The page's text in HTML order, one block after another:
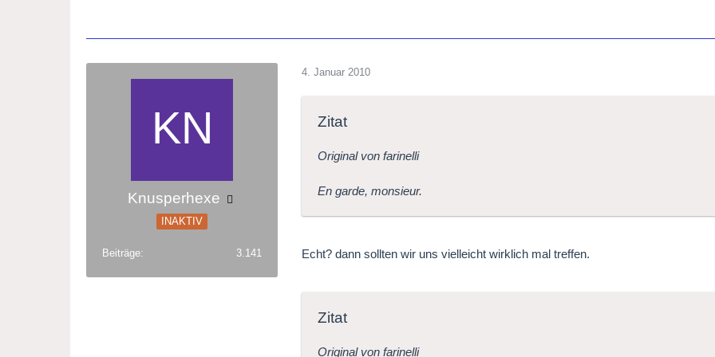
Knusperhexe
INAKTIV
Beiträge 3.141
4. Januar 2010
Zitat
Original von farinelli
En garde, monsieur.
Echt? dann sollten wir uns vielleicht wirklich mal treffen.
Zitat
Original von farinelli